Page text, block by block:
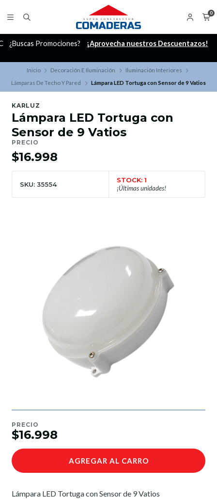
0
¿Buscas Promociones? ¡Aprovecha nuestros Descuentazos!
Inicio Decoración E Iluminación
Iluminación Interiores
Lámparas De Techo Y Pared
Lámpara LED Tortuga con Sensor de 9 Vatios
KARLUZ
Lámpara LED Tortuga con
Sensor de 9 Vatios
PRECIO
$16.998
SKU: 35554
STOCK: 1
¡Últimas unidades!
PRECIO
$16.998
AGREGAR AL CARRO
Lámpara LED Tortuga con Sensor de 9 Vatios